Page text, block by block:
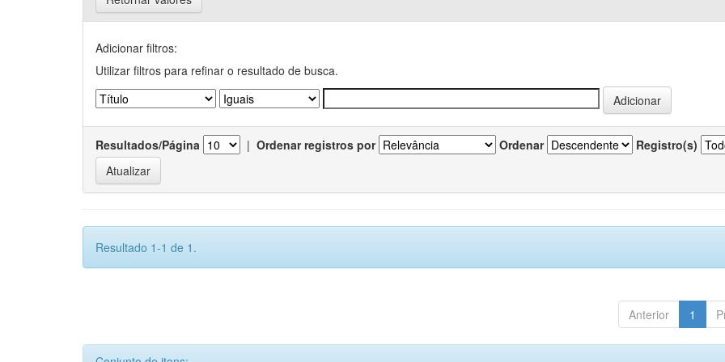
Adicionar filtros:
Utilizar filtros para refinar o resultado de busca.
Resultados/Página | Ordenar registros por Ordenar Registro(s)
Resultado 1-1 de 1.
Anterior 1